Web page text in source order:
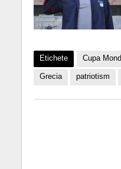
Etichete Cupa
Grecia patriotism